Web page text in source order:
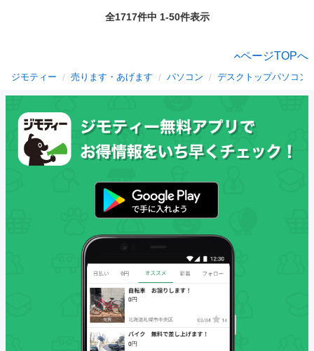
全1717件中 1-50件表示
ページTOPへ
ジモティー 売ります・あげます パソコン デスクトップパソコン